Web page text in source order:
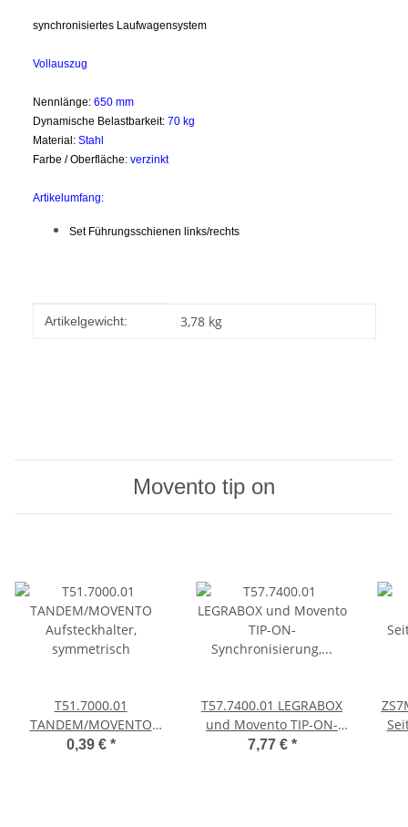
synchronisiertes Laufwagensystem
Vollauszug
Nennlänge: 650 mm
Dynamische Belastbarkeit: 70 kg
Material: Stahl
Farbe / Oberfläche: verzinkt
Artikelumfang:
Set Führungsschienen links/rechts
Produkteigenschaft
Wert
Artikelgewicht: 3,78 kg
Movento tip on
T51.7000.01
TANDEM/MOVENTO
Aufsteckhalter,
0,39 € *
T57.7400.01 LEGRABOX
und Movento TIP-ON-
Synchronisierung, Ritzel-
7,77 € *